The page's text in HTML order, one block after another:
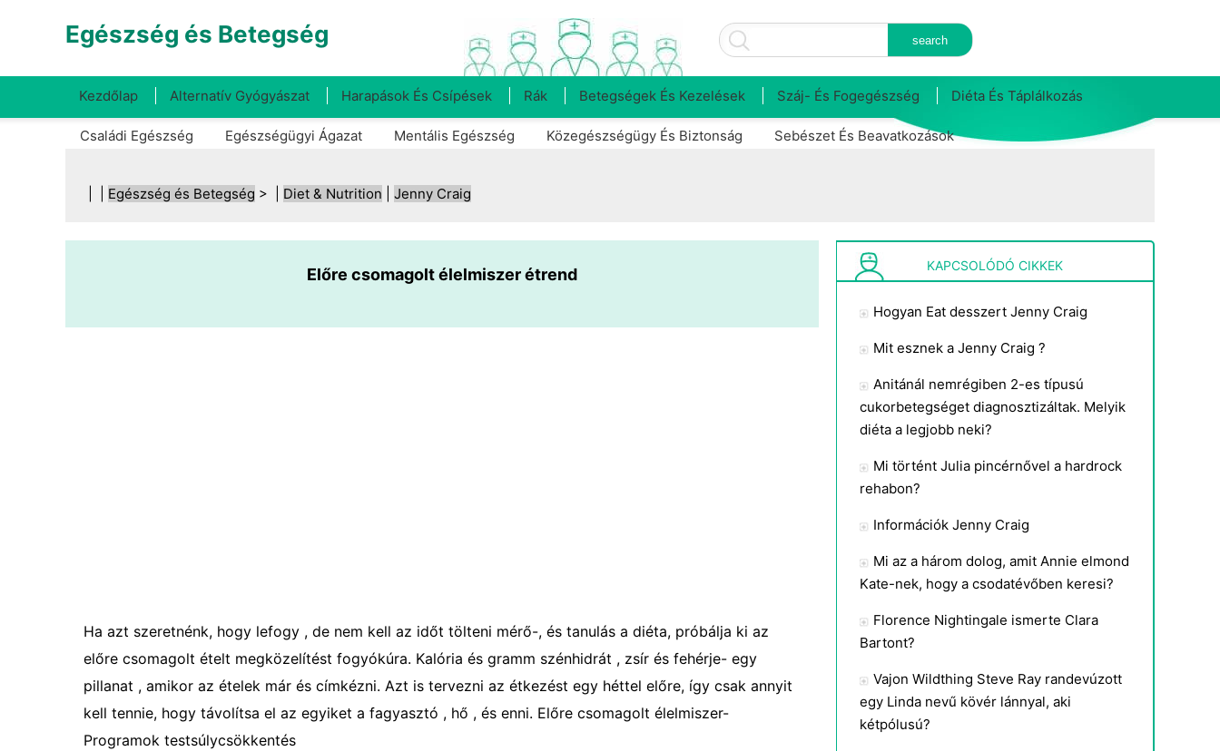
Egészség és Betegség
Kezdőlap Alternatív Gyógyászat Harapások És Csípések Rák Betegségek És Kezelések Száj- És Fogegészség Diéta És Táplálkozás
Családi Egészség Egészségügyi Ágazat Mentális Egészség Közegészségügy És Biztonság Sebészet És Beavatkozások
Egészség és Betegség > | Diet & Nutrition Jenny Craig
Előre csomagolt élelmiszer étrend
Ha azt szeretnénk, hogy lefogy , de nem kell az időt tölteni mérő-, és tanulás a diéta, próbálja ki az
előre csomagolt ételt megközelítést fogyókúra. Kalória és gramm szénhidrát , zsír és fehérje- egy
pillanat , amikor az ételek már és címkézni. Azt is tervezni az étkezést egy héttel előre, így csak annyit
kell tennie, hogy távolítsa el az egyiket a fagyasztó , hő , és enni. Előre csomagolt élelmiszer-
Programok testsúlycsökkentés
KAPCSOLÓDÓ CIKKEK
Hogyan Eat desszert Jenny Craig
Mit esznek a Jenny Craig ?
Anitánál nemrégiben 2-es típusú
cukorbetegséget diagnosztizáltak. Melyik
diéta a legjobb neki?
Mi történt Julia pincérnővel a hardrock
rehabon?
Információk Jenny Craig
Mi az a három dolog, amit Annie elmond
Kate-nek, hogy a csodatévőben keresi?
Florence Nightingale ismerte Clara
Bartont?
Vajon Wildthing Steve Ray randevúzott
egy Linda nevű kövér lánnyal, aki
kétpólusú?